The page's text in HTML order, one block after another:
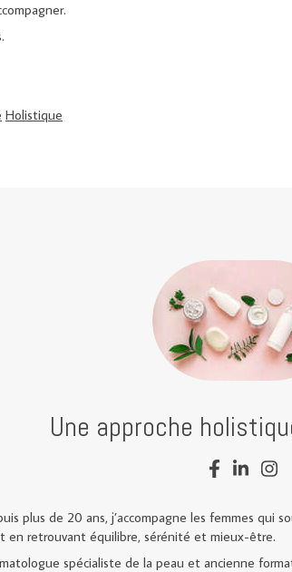
Holistique
Une approche
plus de 20 ans, j’accompagne les femmes qui
en retrouvant équilibre, sérénité et mieux-être.
spécialiste de la peau et ancienne